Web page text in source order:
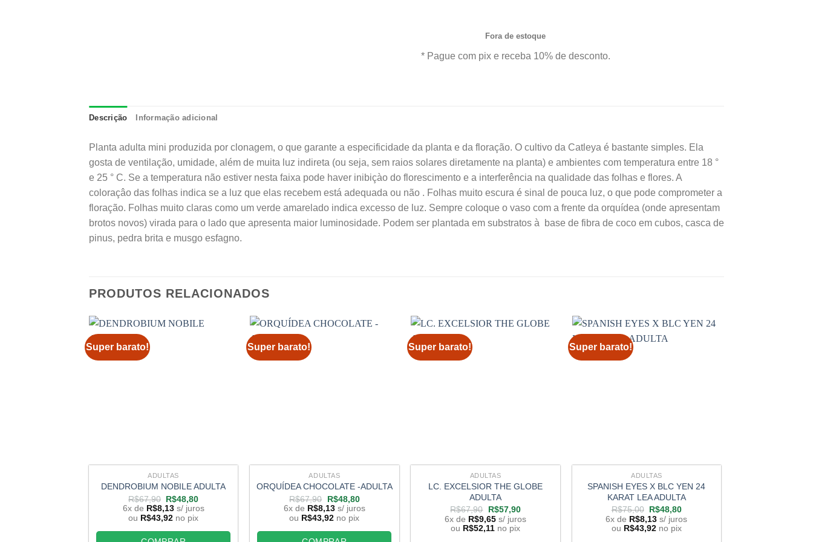
Fora de estoque
* Pague com pix e receba 10% de desconto.
Descrição Informação adicional
Planta adulta mini produzida por clonagem, o que garante a especificidade da planta e da floração. O cultivo da Catleya é bastante simples. Ela
gosta de ventilação, umidade, além de muita luz indireta (ou seja, sem raios solares diretamente na planta) e ambientes com temperatura entre 18 °
e 25 ° C. Se a temperatura não estiver nesta faixa pode haver inibiçào do florescimento e a interferência na qualidade das folhas e flores. A
coloraçâo das folhas indica se a luz que elas recebem está adequada ou não . Folhas muito escura é sinal de pouca luz, o que pode comprometer a
floração. Folhas muito claras como um verde amarelado indica excesso de luz. Sempre coloque o vaso com a frente da orquídea (onde apresentam
brotos novos) virada para o lado que apresenta maior luminosidade. Podem ser plantada em substratos à base de fibra de coco em cubos, casca de
pinus, pedra brita e musgo esfagno.
PRODUTOS RELACIONADOS
Super barato!
ADULTAS
DENDROBIUM NOBILE ADULTA
R$67,90 O
preço
original
era:
R$67,90.
R$48,80O
preço
atual
é:
R$48,80.
6x de R$8,13 s/ juros
ou R$43,92 no pix
Super barato!
ADULTAS
ORQUÍDEA CHOCOLATE -ADULTA
R$67,90
O
preço
original
era:
R$67,90.
R$48,80O
preço
atual
é:
R$48,80.
6x de R$8,13 s/ juros
ou R$43,92 no pix
Super barato!
ADULTAS
LC. EXCELSIOR THE GLOBE
ADULTA
R$67,90 O
preço
original
era:
R$57,90O
preço
atual
é:
6x de R$9,65 s/ juros
ou R$52,11 no pix
Super barato!
ADULTAS
SPANISH EYES X BLC YEN 24
KARAT LEA ADULTA
R$75,00 O
preço
original
era:
R$48,80O
preço
atual
é:
6x de R$8,13 s/ juros
ou R$43,92 no pix